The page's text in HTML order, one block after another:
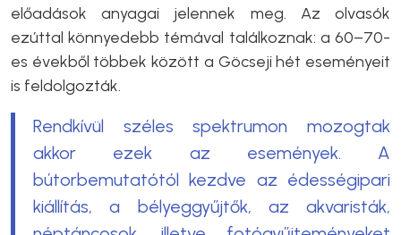
előadások anyagai jelennek meg. Az olvasók
ezúttal könnyedebb témával találkoznak: a 60–70-
es évekből többek között a Göcseji hét eseményeit
is feldolgozták.
Rendkívül széles spektrumon mozogtak
akkor ezek az események. A
bútorbemutatótól kezdve az édességipari
kiállítás, a bélyeggyűjtők, az akvaristák,